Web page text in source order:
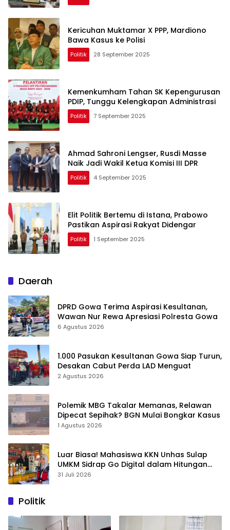
Kericuhan Muktamar X PPP, Mardiono
Bawa Kasus ke Polisi
Politik 28 September 2025
Kemenkumham Tahan SK Kepengurusan
PDIP, Tunggu Kelengkapan Administrasi
Politik 7 September 2025
Ahmad Sahroni Lengser, Rusdi Masse
Naik Jadi Wakil Ketua Komisi III DPR
Politik 4 September 2025
Elit Politik Bertemu di Istana, Prabowo
Pastikan Aspirasi Rakyat Didengar
Politik 1 September 2025
Daerah
DPRD Gowa Terima Aspirasi Kesultanan,
Wawan Nur Rewa Apresiasi Polresta Gowa
6 Agustus 2026
1.000 Pasukan Kesultanan Gowa Siap Turun,
Desakan Cabut Perda LAD Menguat
2 Agustus 2026
Polemik MBG Takalar Memanas, Relawan
Dipecat Sepihak? BGN Mulai Bongkar Kasus
1 Agustus 2026
Luar Biasa! Mahasiswa KKN Unhas Sulap
UMKM Sidrap Go Digital dalam Hitungan
Hari
31 Juli 2026
Politik